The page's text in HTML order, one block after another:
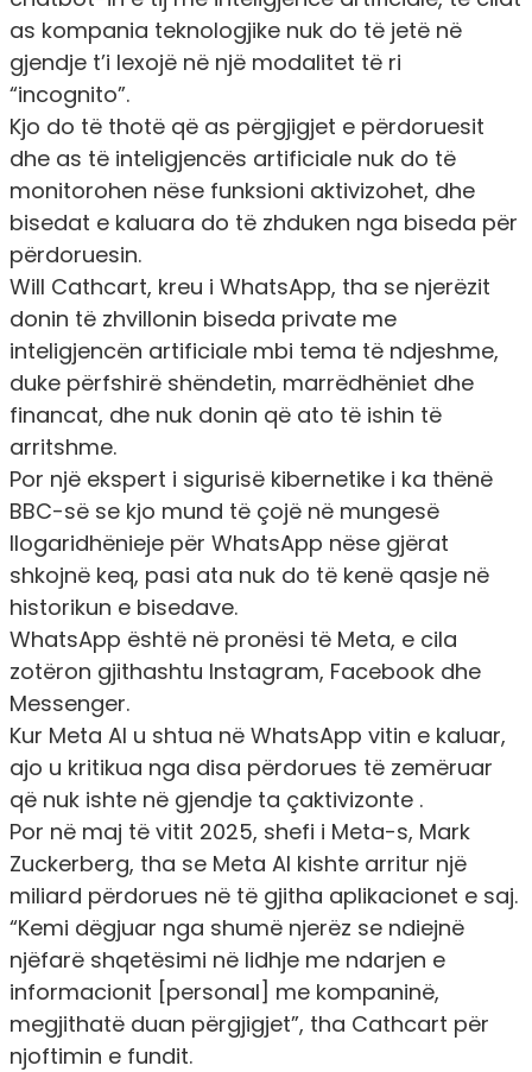
as kompania teknologjike nuk do të jetë në
gjendje t’i lexojë në një modalitet të ri
“incognito”.
Kjo do të thotë që as përgjigjet e përdoruesit
dhe as të inteligjencës artificiale nuk do të
monitorohen nëse funksioni aktivizohet, dhe
bisedat e kaluara do të zhduken nga biseda për
përdoruesin.
Will Cathcart, kreu i WhatsApp, tha se njerëzit
donin të zhvillonin biseda private me
inteligjencën artificiale mbi tema të ndjeshme,
duke përfshirë shëndetin, marrëdhëniet dhe
financat, dhe nuk donin që ato të ishin të
arritshme.
Por një ekspert i sigurisë kibernetike i ka thënë
BBC-së se kjo mund të çojë në mungesë
llogaridhënieje për WhatsApp nëse gjërat
shkojnë keq, pasi ata nuk do të kenë qasje në
historikun e bisedave.
WhatsApp është në pronësi të Meta, e cila
zotëron gjithashtu Instagram, Facebook dhe
Messenger.
Kur Meta AI u shtua në WhatsApp vitin e kaluar,
ajo u kritikua nga disa përdorues të zemëruar
që nuk ishte në gjendje ta çaktivizonte .
Por në maj të vitit 2025, shefi i Meta-s, Mark
Zuckerberg, tha se Meta AI kishte arritur një
miliard përdorues në të gjitha aplikacionet e saj.
“Kemi dëgjuar nga shumë njerëz se ndiejnë
njëfarë shqetësimi në lidhje me ndarjen e
informacionit [personal] me kompaninë,
megjithatë duan përgjigjet”, tha Cathcart për
njoftimin e fundit.